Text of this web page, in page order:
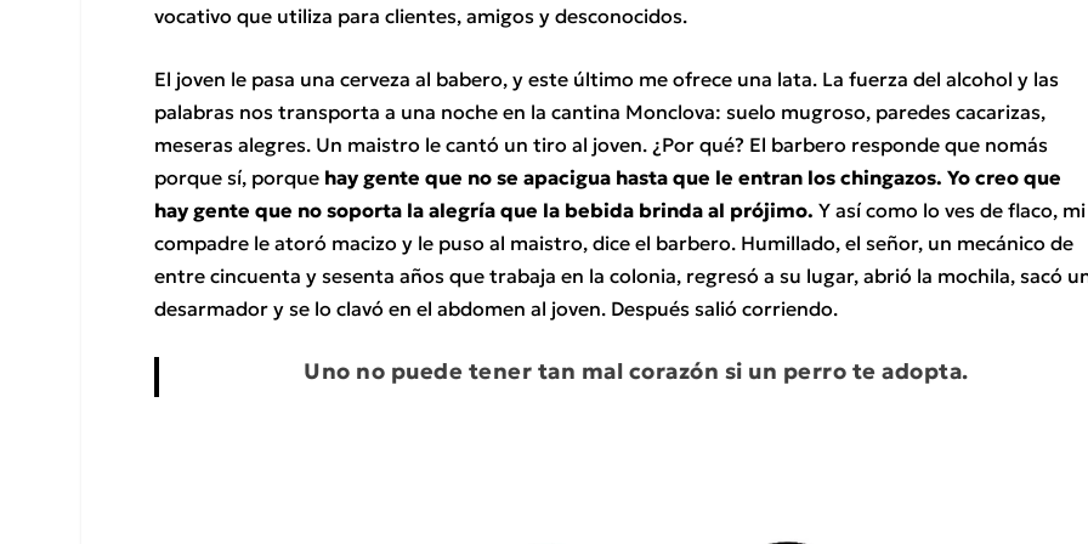
vocativo que utiliza para clientes, amigos y desconocidos.
El joven le pasa una cerveza al babero, y este último me ofrece una lata. La fuerza del alcohol y las
palabras nos transporta a una noche en la cantina Monclova: suelo mugroso, paredes cacarizas,
meseras alegres. Un maistro le cantó un tiro al joven. ¿Por qué? El barbero responde que nomás
porque sí, porque hay gente que no se apacigua hasta que le entran los chingazos. Yo creo que
hay gente que no soporta la alegría que la bebida brinda al prójimo. Y así como lo ves de flaco, mi
compadre le atoró macizo y le puso al maistro, dice el barbero. Humillado, el señor, un mecánico de
entre cincuenta y sesenta años que trabaja en la colonia, regresó a su lugar, abrió la mochila, sacó
desarmador y se lo clavó en el abdomen al joven. Después salió corriendo.
Uno no puede tener tan mal corazón si un perro te adopta.